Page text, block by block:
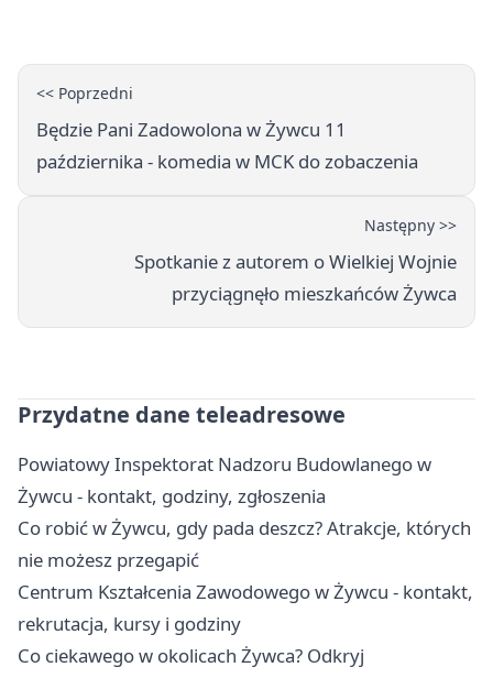
<< Poprzedni
Będzie Pani Zadowolona w Żywcu 11
października - komedia w MCK do zobaczenia
Następny >>
Spotkanie z autorem o Wielkiej Wojnie
przyciągnęło mieszkańców Żywca
Przydatne dane teleadresowe
Powiatowy Inspektorat Nadzoru Budowlanego w
Żywcu - kontakt, godziny, zgłoszenia
Co robić w Żywcu, gdy pada deszcz? Atrakcje, których
nie możesz przegapić
Centrum Kształcenia Zawodowego w Żywcu - kontakt,
rekrutacja, kursy i godziny
Co ciekawego w okolicach Żywca? Odkryj